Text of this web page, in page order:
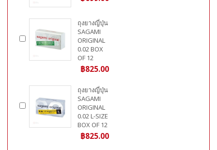
ถุงยางญี่ปุ่น
SAGAMI
ORIGINAL
0.02 BOX
OF 12
฿825.00
ถุงยางญี่ปุ่น
SAGAMI
ORIGINAL
0.02 L-SIZE
BOX OF 12
฿825.00